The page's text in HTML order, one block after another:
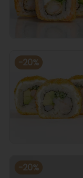
-20%
-20%